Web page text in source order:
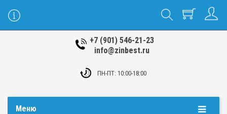
+7 (901) 546-21-23
info@zinbest.ru
ПН-ПТ: 10:00-18:00
Меню